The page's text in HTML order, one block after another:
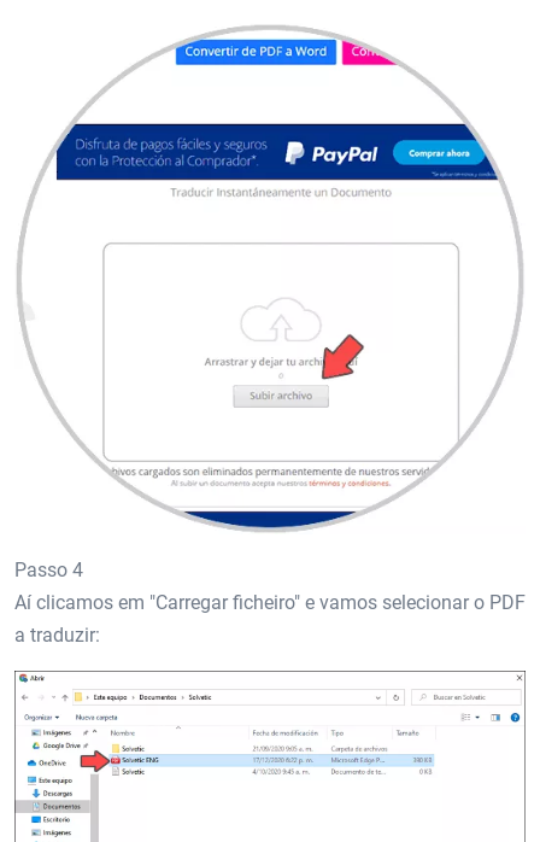
Passo 4
Aí clicamos em "Carregar ficheiro" e vamos selecionar o PDF
a traduzir: